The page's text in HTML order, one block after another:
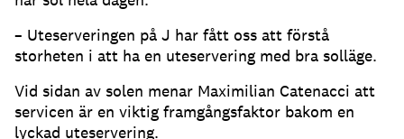
– Uteserveringen på J har fått oss att förstå
storheten i att ha en uteservering med bra solläge.
Vid sidan av solen menar Maximilian Catenacci att
servicen är en viktig framgångsfaktor bakom en
lyckad uteservering.